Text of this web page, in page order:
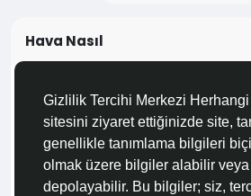
Gizlilik Tercihi Merkezi
sitesini ziyaret ettiğinizde site,
genellikle tanımlama bilgileri
olmak üzere bilgiler alabilir veya
depolayabilir. Bu bilgiler; siz,
Hava Nasıl
Istanbul
24°C
3.5 m/s 96%